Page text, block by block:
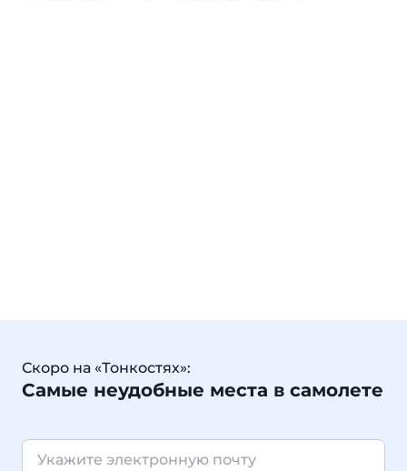
Скоро на «Тонкостях»:
Самые неудобные места в самолете